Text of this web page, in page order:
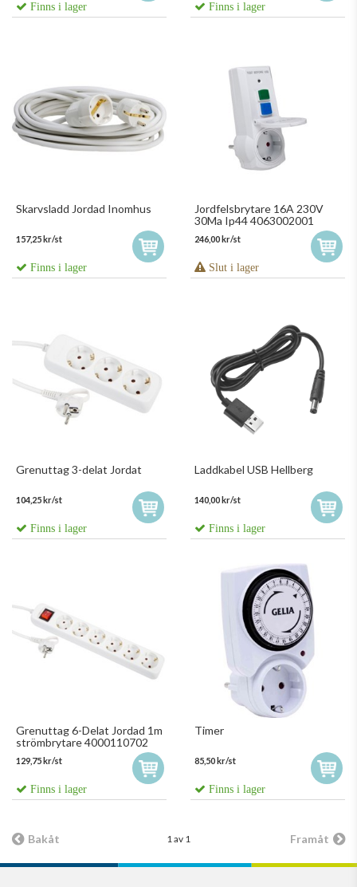
Finns i lager Finns i lager
Skarvsladd Jordad Inomhus
157,25 kr/st
Finns i lager
Jordfelsbrytare 16A 230V
30Ma Ip44 4063002001
246,00 kr/st
Slut i lager
Grenuttag 3-delat Jordat
104,25 kr/st
Finns i lager
Laddkabel USB Hellberg
140,00 kr/st
Finns i lager
Grenuttag 6-Delat Jordad 1m
strömbrytare 4000110702
129,75 kr/st
Finns i lager
Timer
85,50 kr/st
Finns i lager
Bakåt 1 av 1 Framåt